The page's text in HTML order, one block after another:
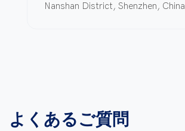
Nanshan District, Shenzhen, China
よくあるご質問